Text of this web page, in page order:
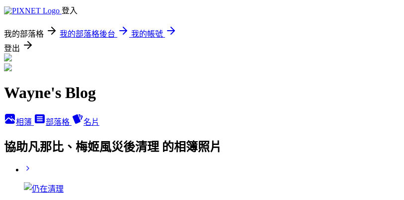
登入
我的部落格 我的部落格後台
我的帳號
登出
Wayne's Blog
相簿 部落格 名片
協助凡那比、梅姬風災後清理 的相簿照片